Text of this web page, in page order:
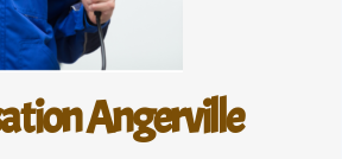
Angerville